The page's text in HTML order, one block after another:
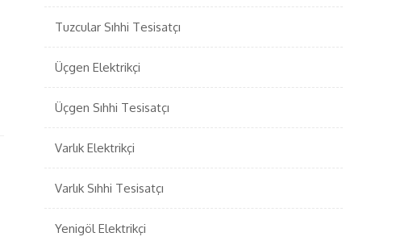
Tuzcular Sıhhi Tesisatçı
Üçgen Elektrikçi
Üçgen Sıhhi Tesisatçı
Varlık Elektrikçi
Varlık Sıhhi Tesisatçı
Yenigöl Elektrikçi